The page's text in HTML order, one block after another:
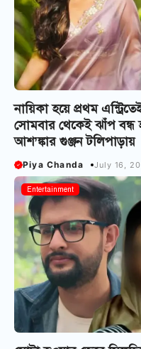
নায়িকা হয়ে প্রথম
সোমবার থেকেই ঝাঁপ বন্ধ
আশ’ঙ্কার গুঞ্জন টলিপাড়ায়
Piya Chanda July 16,
Entertainment